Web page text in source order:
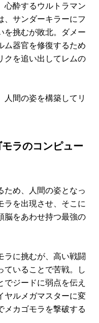
心酔するウルトラマン
、サンダーキラーにフ
を挑むが敗北。ダメー
ム器官を修復するため
クを追い出してレムの
間の姿を構築してリ
ラのコンピュー
ため、人間の姿となっ
ラを出現させ、そこに
脳をあわせ持つ最強の
ラに挑むが、高い戦闘
ていることで苦戦。し
ジードに弱点を伝え
ヤルメガマスターに変
メカゴモラを撃破する